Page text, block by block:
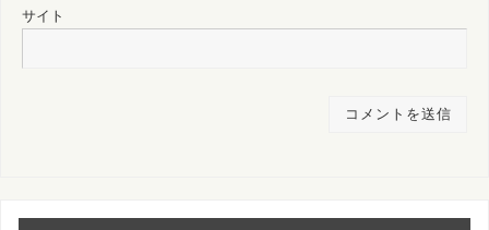
サイト